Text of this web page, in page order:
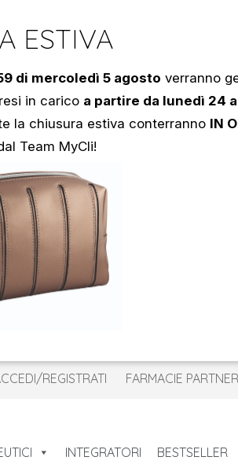
REGISTRATI FARMACIE PARTNER
INTEGRATORI BESTSELLER
ESTIVA
di mercoledì 5 agosto verranno
in carico a partire da lunedì 24
la chiusura estiva conterranno IN
Team MyCli!